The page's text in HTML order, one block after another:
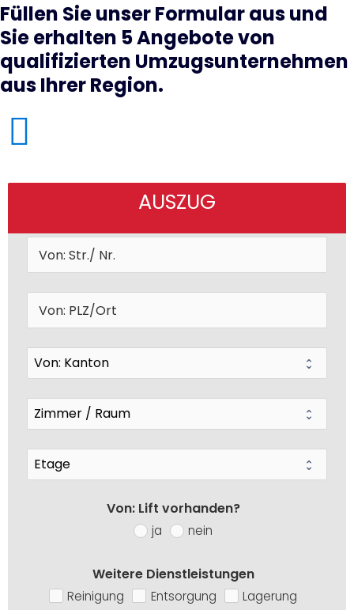
Füllen Sie unser Formular aus und
Sie erhalten 5 Angebote von
qualifizierten Umzugsunternehmen
aus Ihrer Region.
AUSZUG
Von: Lift vorhanden?
ja nein
Weitere Dienstleistungen
Reinigung Entsorgung Lagerung